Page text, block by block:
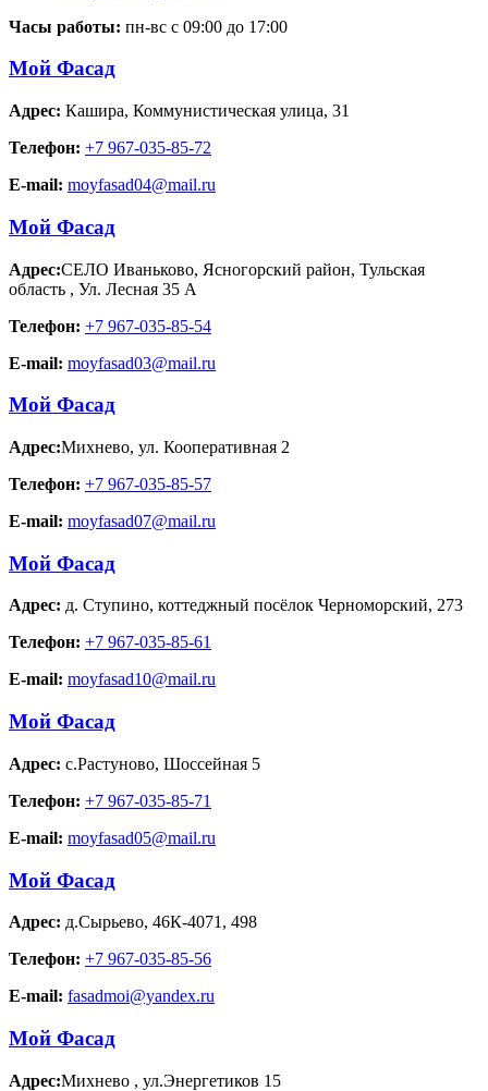
Часы работы: пн-вс с 09:00 до 17:00
Мой Фасад
Адрес: Кашира, Коммунистическая улица, 31
Телефон: +7 967-035-85-72
E-mail: moyfasad04@mail.ru
Мой Фасад
Адрес:СЕЛО Иваньково, Ясногорский район, Тульская
область , Ул. Лесная 35 А
Телефон: +7 967-035-85-54
E-mail: moyfasad03@mail.ru
Мой Фасад
Адрес:Михнево, ул. Кооперативная 2
Телефон: +7 967-035-85-57
E-mail: moyfasad07@mail.ru
Мой Фасад
Адрес: д. Ступино, коттеджный посёлок Черноморский, 273
Телефон: +7 967-035-85-61
E-mail: moyfasad10@mail.ru
Мой Фасад
Адрес: с.Растуново, Шоссейная 5
Телефон: +7 967-035-85-71
E-mail: moyfasad05@mail.ru
Мой Фасад
Адрес: д.Сырьево, 46К-4071, 498
Телефон: +7 967-035-85-56
E-mail: fasadmoi@yandex.ru
Мой Фасад
Адрес:Михнево , ул.Энергетиков 15